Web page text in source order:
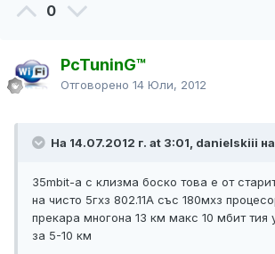
0
PcTuninG™
Отговорено 14 Юли, 2012
На 14.07.2012 г. at 3:01, danielskiii
35mbit-a с клизма боско това е от
на чисто 5гхз 802.11А със 180мхз
прекара многона 13 км макс 10 мбит тия
за 5-10 км